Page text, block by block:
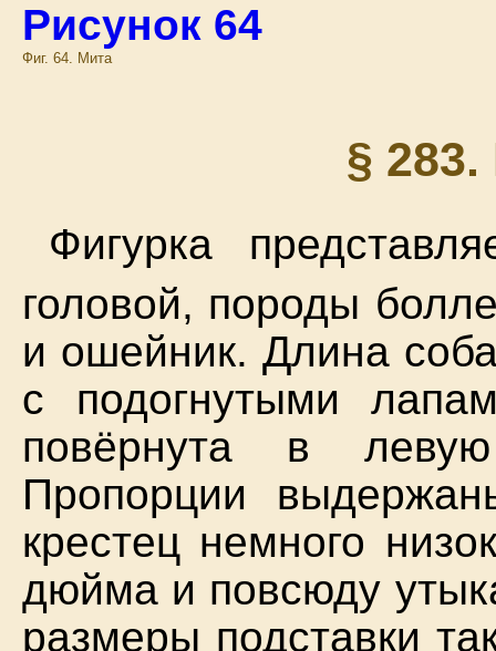
Рисунок 64
Фиг. 64. Мита
§
Фигурка
головой, породы
и ошейник. Длина
с подогнутыми
повёрнута в
Пропорции
крестец немного
дюйма и повсюду
размеры подставки